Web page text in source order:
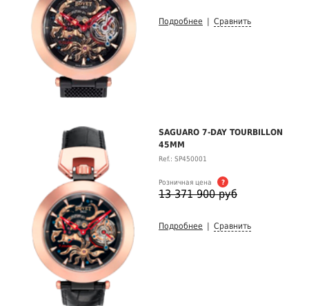
Подробнее Сравнить
SAGUARO 7-DAY TOURBILLON
45MM
Ref.: SP450001
Розничная цена ?
13 371 900 руб
Подробнее Сравнить